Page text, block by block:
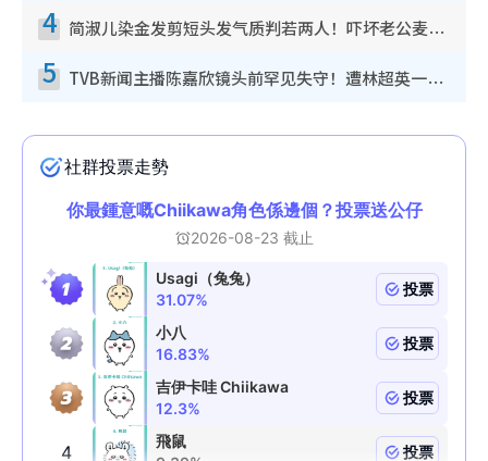
4 简淑儿染金发剪短头发气质判若两人！吓坏老公麦大力都认不出：“你做什么？”
5 TVB新闻主播陈嘉欣镜头前罕见失守！遭林超英一句话突袭吓坏当场大笑